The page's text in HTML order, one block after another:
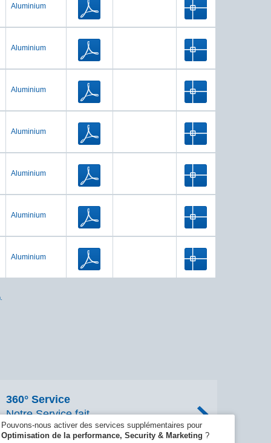
Aluminium
Aluminium
Aluminium
Aluminium
Aluminium
Aluminium
Aluminium
360° Service
Notre Service fait
la différence
Pouvons-nous activer des services supplémentaires pour
Optimisation de la performance, Security & Marketing ?